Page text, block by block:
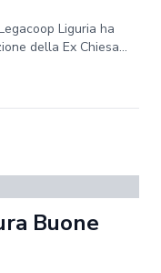
Liguria ha
della Ex Chiesa...
Buone